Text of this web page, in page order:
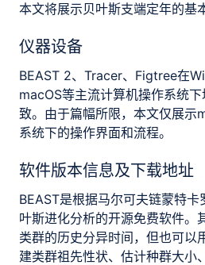
本文将展示贝叶斯支端定年的基
仪器设备
BEAST 2、Tracer、Figtree在
macOS等主流计算机操作系统
致。由于篇幅所限，本文仅展示
系统下的操作界面和流程。
软件版本信息及下载地址
BEAST是根据马尔可夫链蒙特
叶斯进化分析的开源免费软件。
类群的历史分异时间，但也可以
建类群祖先性状、估计种群大小